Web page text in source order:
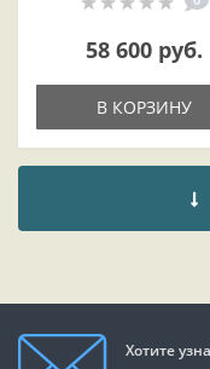
58 600 руб.
В КОРЗИНУ
Хотите